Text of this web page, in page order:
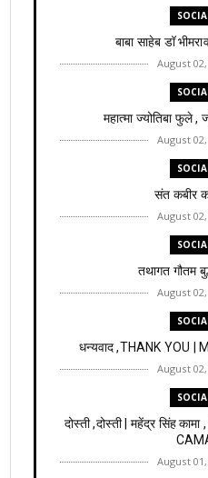
बाबा साहेब डॉ
August
महात्मा ज्योतिबा फुले ,
August
संत कबीर
August
तथागत गौतम
August
धन्यवाद ,THANK YOU |
August
दोस्ती ,दोस्ती | महेंद्र सिंह
August